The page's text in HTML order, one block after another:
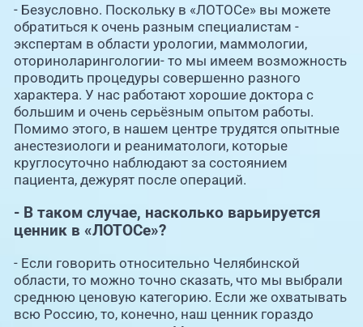
- Безусловно. Поскольку в «ЛОТОСе» вы можете
обратиться к очень разным специалистам -
экспертам в области урологии, маммологии,
оториноларингологии- то мы имеем возможность
проводить процедуры совершенно разного
характера. У нас работают хорошие доктора с
большим и очень серьёзным опытом работы.
Помимо этого, в нашем центре трудятся опытные
анестезиологи и реаниматологи, которые
круглосуточно наблюдают за состоянием
пациента, дежурят после операций.
- В таком случае, насколько варьируется
ценник в «ЛОТОСе»?
- Если говорить относительно Челябинской
области, то можно точно сказать, что мы выбрали
среднюю ценовую категорию. Если же охватывать
всю Россию, то, конечно, наш ценник гораздо